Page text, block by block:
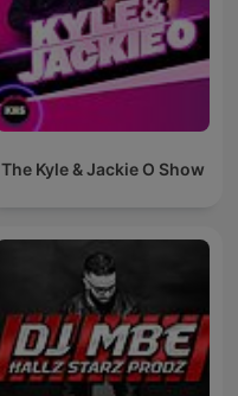
The Kyle & Jackie O Show